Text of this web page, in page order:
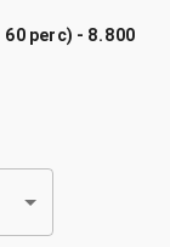
60 perc) - 8.800